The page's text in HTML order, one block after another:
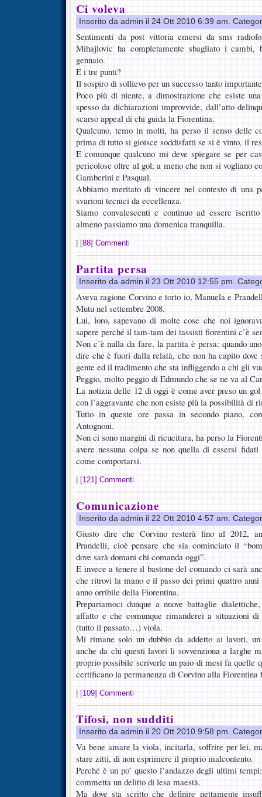
Ci voleva
Inserito da admin il 24 Ott 2010 6:39 am.
Sentimenti da post vittoria emersi da sms
Mihajlovic ha completamente sbagliato i cambi,
gennaio.
E i tre punti?
Il sospiro di sollievo per un successo tanto
Poco più di niente, a dimostrazione che esiste
spesso da dichiarazioni improvvide, dall’atto
scarso appeal di chi guida la Fiorentina.
Qualcuno, temo in molti, ha perso il senso delle
prima di tutto si gioisce soddisfatti se si è vinto, il
E comunque qualcuno mi deve spiegare se per
pericolose oltre al gol, a meno che non si vogliano
Gamberini e Pasqual.
Abbiamo meritato di vincere nel contesto di una
svarioni tecnici da eccellenza.
Siamo convalescenti e continuo ad essere
almeno passiamo una domenica tranquilla.
[88] Commenti
Partita persa
Inserito da admin il 23 Ott 2010 12:55 pm.
Aveva ragione Corvino e torto io, Manuela e
Mutu nel settembre 2008.
Lui, loro, sapevano di molte cose che noi
sapere perché il tam-tam dei tassisti fiorentini c’è
Non c’è nulla da fare, la partita è persa: quando
dire che è fuori dalla relatà, che non ha capito
gente ed il tradimento che sta infliggendo a chi gli
Peggio, molto peggio di Edmundo che se ne va al
La notizia delle 12 di oggi è come aver preso un
con l’aggravante che non esiste più la possibilità di
Tutto in queste ore passa in secondo piano,
Antognoni.
Non ci sono margini di ricucitura, ha perso la
avere nessuna colpa se non quella di essersi
come comportarsi.
[121] Commenti
Comunicazione
Inserito da admin il 22 Ott 2010 4:57 am.
Giusto dire che Corvino resterà fino al 2012,
Prandelli, cioè pensare che sia cominciato il
dove sarà domani chi comanda oggi”.
E invece a tenere il bastone del comando ci sarà
che ritrovi la mano e il passo dei primi quattro
anno orribile della Fiorentina.
Prepariamoci dunque a nuove battaglie
affatto e che comunque rimanderei a situazioni di
(tutto il passato…) viola.
Mi rimane solo un dubbio da addetto ai lavori,
anche da chi questi lavori li sovvenziona a larghe
proprio possibile scriverle un paio di mesi fa quelle
certificano la permanenza di Corvino alla Fiorentina
[109] Commenti
Tifosi, non sudditi
Inserito da admin il 20 Ott 2010 9:58 pm.
Va bene amare la viola, incitarla, soffrire per lei,
stare zitti, di non esprimere il proprio malcontento.
Perché è un po’ questo l’andazzo degli ultimi
commetta un delitto di lesa maestà.
Ma dove sta scritto che definire nettamente